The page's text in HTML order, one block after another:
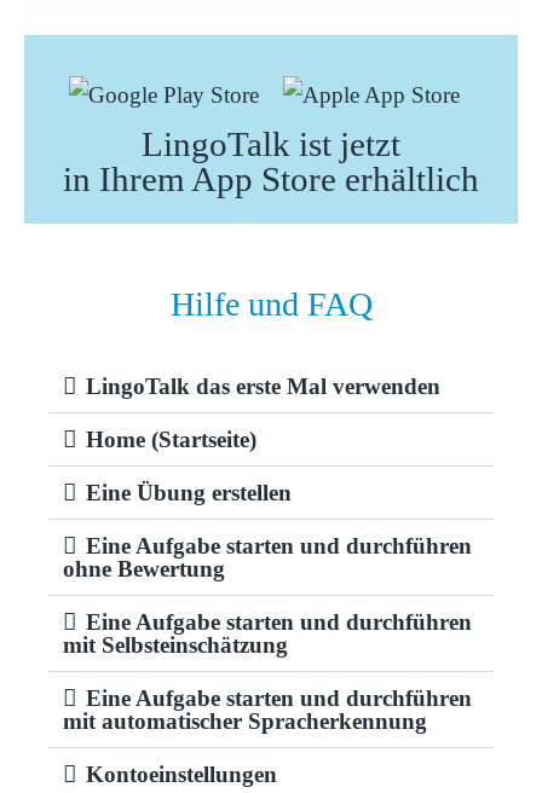
LingoTalk ist jetzt
in Ihrem App Store erhältlich
Hilfe und FAQ
LingoTalk das erste Mal verwenden​
Home (Startseite)​
Eine Übung erstellen​
Eine Aufgabe starten und durchführen
ohne Bewertung
Eine Aufgabe starten und durchführen
mit Selbsteinschätzung​
Eine Aufgabe starten und durchführen
mit automatischer Spracherkennung​
Kontoeinstellungen